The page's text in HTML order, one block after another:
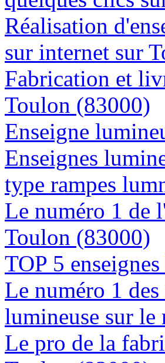
Réalisation
sur internet sur
Fabrication et
Toulon (83000)
Enseigne
Enseignes
type rampes
Le numéro 1 de
Toulon (83000)
TOP 5
Le numéro 1
lumineuse sur
Le pro de la